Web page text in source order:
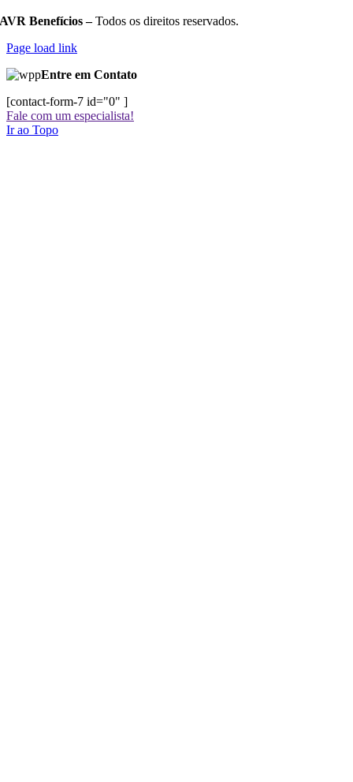
AVR Benefícios –Todos os direitos reservados.
Page load link
Entre em Contato
[contact-form-7 id="0" ]
Fale com um especialista!
Ir ao Topo